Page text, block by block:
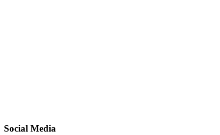
Social Media